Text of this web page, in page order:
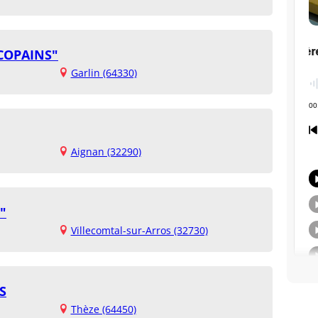
Garlin (64330)
Aignan (32290)
Villecomtal-sur-Arros (32730)
Thèze (64450)